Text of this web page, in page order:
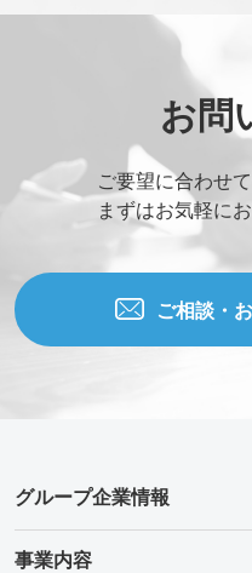
お問
ご要望に合わせ
まずはお気軽に
ご相談・
グループ企業情報
事業内容